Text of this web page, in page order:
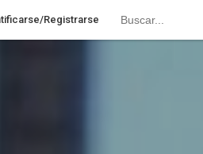
Registrarse